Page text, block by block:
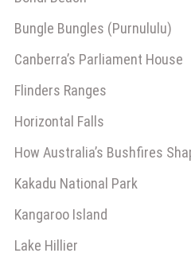
Bungle Bungles (Purnululu)
Canberra’s Parliament House
Flinders Ranges
Horizontal Falls
How Australia’s Bushfires
Kakadu National Park
Kangaroo Island
Lake Hillier